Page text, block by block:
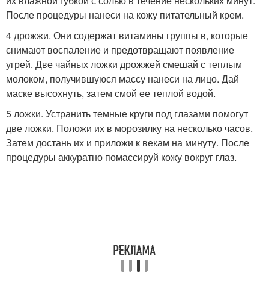
После процедуры нанеси на кожу питательный крем.
4 дрожжи. Они содержат витамины группы в, которые
снимают воспаление и предотвращают появление
угрей. Две чайных ложки дрожжей смешай с теплым
молоком, получившуюся массу нанеси на лицо. Дай
маске высохнуть, затем смой ее теплой водой.
5 ложки. Устранить темные круги под глазами помогут
две ложки. Положи их в морозилку на несколько часов.
Затем достань их и приложи к векам на минуту. После
процедуры аккуратно помассируй кожу вокруг глаз.